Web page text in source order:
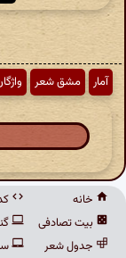
آمار مشق شعر
خانه
بیت تصادفی
جدول شعر